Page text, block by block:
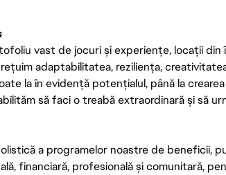
vast de jocuri și experiențe, locații
adaptabilitatea, reziliența,
la în evidență potențialul, până la
să faci o treabă extraordinară și să
a programelor noastre de beneficii,
financiară, profesională și comunitară,